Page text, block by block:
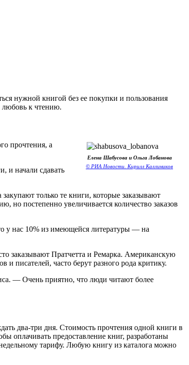
нужной книгой без ее покупки и пользования
любовь к чтению.
Елена Шабусова и Ольга Лобанова
© РИА Новости. Кирилл Каллиников
прочтения, а
и начали сдавать
только те книги, которые заказывают
но постепенно увеличивается количество заказов
у нас 10% из имеющейся литературы — на
заказывают Пратчетта и Ремарка. Американскую
и писателей, часто берут разного рода критику.
— Очень приятно, что люди читают более
два-три дня. Стоимость прочтения одной книги в
оплачивать предоставление книг, разработаны
тарифу. Любую книгу из каталога можно